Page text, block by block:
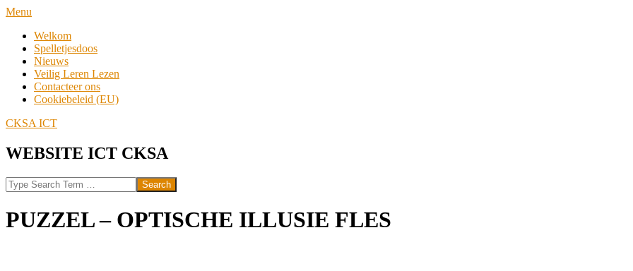
Skip
content
Navigation
Menu
Welkom
Spelletjesdoos
Nieuws
Veilig Leren Lezen
Contacteer ons
Cookiebeleid (EU)
CKSA ICT
WEBSITE ICT CKSA
Search
PUZZEL – OPTISCHE ILLUSIE FLES